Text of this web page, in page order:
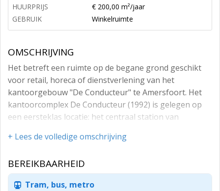
HUURPRIJS
€ 200,00 m²/jaar
GEBRUIK
Winkelruimte
OMSCHRIJVING
Het betreft een ruimte op de begane grond geschikt
voor retail, horeca of dienstverlening van het
kantoorgebouw "De Conducteur" te Amersfoort. Het
kantoorcomplex De Conducteur (1992) is gelegen op
een eersteklas locatie: het centraal station van
vorm een in het oog springende architectuur en neemt
Stationsplein.
In 2023 zal er worden gestart met het aanleggen van
+ Lees de volledige omschrijving
BEREIKBAARHEID
Tram, bus, metro